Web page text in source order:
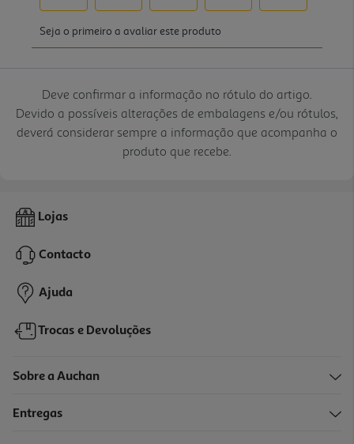
Deve confirmar a informação no rótulo do artigo.
Devido a possíveis alterações de embalagens e/ou rótulos,
deverá considerar sempre a informação que acompanha o
produto que recebe.
Lojas
Contacto
Ajuda
Trocas e Devoluções
Sobre a Auchan
Entregas